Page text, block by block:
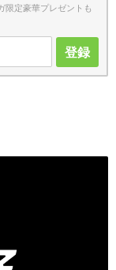
限定豪華プレゼントも
登録